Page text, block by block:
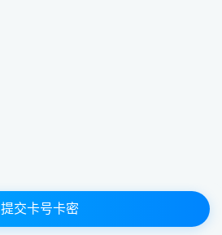
提交卡号卡密